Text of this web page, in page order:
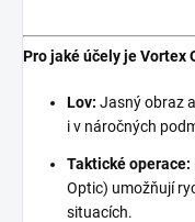
Pro jaké účely je Vortex
Lov: Jasný obraz
i v náročných
Taktické operace:
Optic) umožňují
situacích.